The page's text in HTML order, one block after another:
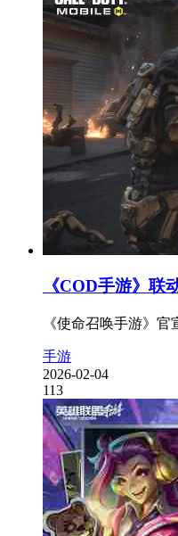
《COD手游》联
《使命召唤手游》
手游
2026-02-04
113